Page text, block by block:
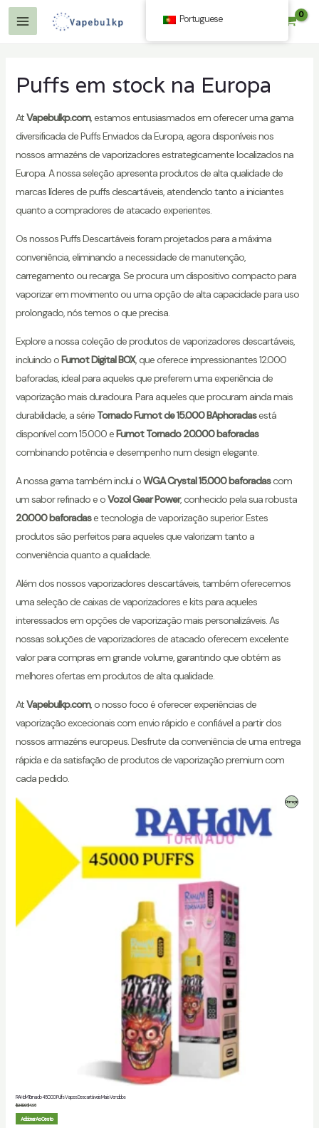
Saltar
paraMenu
Puffs em stock na Europa
AtVapebulkp.com, estamos entusiasmados em oferecer uma gama
diversificada de Puffs Enviados da Europa, agora disponíveis nos
nossos armazéns de vaporizadores estrategicamente localizados na
Europa. A nossa seleção apresenta produtos de alta qualidade de
marcas líderes de puffs descartáveis, atendendo tanto a iniciantes
quanto a compradores de atacado experientes.
Os nossos Puffs Descartáveis foram projetados para a máxima
conveniência, eliminando a necessidade de manutenção,
carregamento ou recarga. Se procura um dispositivo compacto para
vaporizar em movimento ou uma opção de alta capacidade para uso
prolongado, nós temos o que precisa.
Explore a nossa coleção de produtos de vaporizadores descartáveis,
incluindo oFumot Digital BOX, que oferece impressionantes 12.000
baforadas, ideal para aqueles que preferem uma experiência de
vaporização mais duradoura. Para aqueles que procuram ainda mais
durabilidade, a série Tornado Fumotde 15.000 BAphoradasestá
disponível com 15.000 eFumot Tornado 20.000 baforadas
combinando potência e desempenho num design elegante.
A nossa gama também inclui oWGA Crystal 15.000 baforadascom
um sabor refinado e oVozol Gear Power, conhecido pela sua robusta
20.000 baforadase tecnologia de vaporização superior. Estes
produtos são perfeitos para aqueles que valorizam tanto a
conveniência quanto a qualidade.
Além dos nossos vaporizadores descartáveis, também oferecemos
uma seleção de caixas de vaporizadores e kits para aqueles
interessados em opções de vaporização mais personalizáveis. As
nossas soluções de vaporizadores de atacado oferecem excelente
valor para compras em grande volume, garantindo que obtém as
melhores ofertas em produtos de alta qualidade.
AtVapebulkp.com, o nosso foco é oferecer experiências de
vaporização excecionais com envio rápido e confiável a partir dos
nossos armazéns europeus. Desfrute da conveniência de uma entrega
rápida e da satisfação de produtos de vaporização premium com
cada pedido.
RAHdM Tornado 45000 Puffs Vapes Descartáveis Mais Vendidos
PromoçãoProduto
$25.00$4.98
Adicionar Ao Cesto
Portuguese